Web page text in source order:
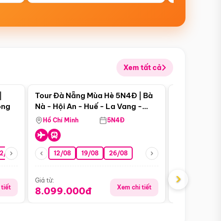
Xem tất cả
08 26/08 05/09 09/09 12/09
tiết
Điểm nổi bật
Tour Đà Nẵng Mùa Hè 5N4Đ | Bà
Nà - Hội An - Huế - La Vang -
Động Thiên Đường
Hồ Chí Minh 5N4Đ
12/08 19/08 26/08
Giá từ:
8.099.000đ Xem chi tiết
Giá từ:
›